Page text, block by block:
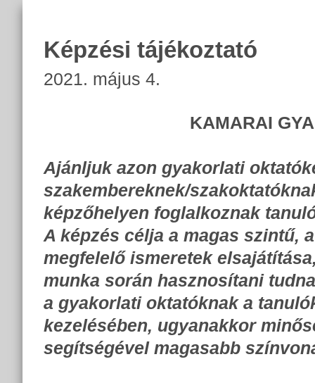
Képzési tájékoztató
2021. május 4.
KAMARAI
Ajánljuk azon gyakorlati
szakembereknek/
képzőhelyen foglalkoznak
A képzés célja a magas szintű,
megfelelő ismeretek
munka során hasznosítani
a gyakorlati oktatóknak a
kezelésében, ugyanakkor
segítségével magasabb